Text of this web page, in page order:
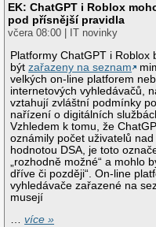
EK: ChatGPT i Roblox
pod přísnější pravidla
včera 08:00 | IT novinky
Platformy ChatGPT i Roblox
býtzařazeny na seznam
velkých on-line platforem
internetových vyhledávačů,
vztahují zvláštní podmínky
nařízení o digitálních
Vzhledem k tomu, že
oznámily počet uživatelů
hodnotou DSA, je toto
„rozhodně možné“ a mohlo
dříve či později“. On-line
vyhledávače zařazené na
musejí
…více »